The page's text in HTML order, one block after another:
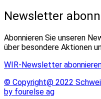
Newsletter
Abonnieren Sie unseren
über besondere Aktionen
WIR-Newsletter
© Copyright@ 2022
by fourelse ag